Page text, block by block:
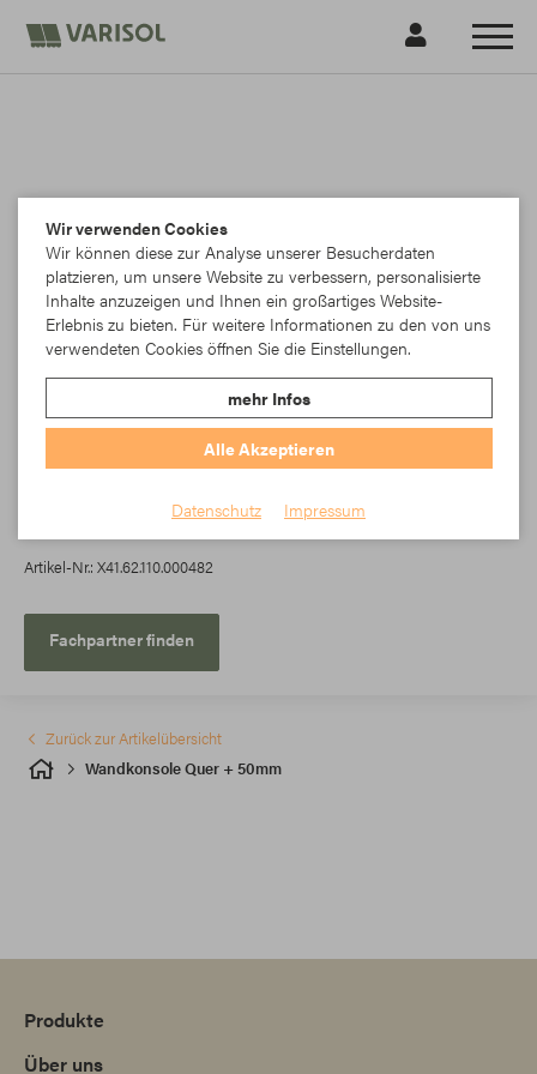
Wandkonsole Quer + 50mm
Sonder- Wandkonsole Quer F100+ 50mm
Artikel-Nr.: X41.62.110.000482
Fachpartner finden
Wandkonsole Quer + 50mm
Zurück zur Artikelübersicht
Produkte
Über uns
Wir verwenden Cookies
Wir können diese zur Analyse unserer Besucherdaten
platzieren, um unsere Website zu verbessern, personalisierte
Inhalte anzuzeigen und Ihnen ein großartiges Website-
Erlebnis zu bieten. Für weitere Informationen zu den von uns
verwendeten Cookies öffnen Sie die Einstellungen.
mehr Infos
Alle Akzeptieren
Datenschutz Impressum